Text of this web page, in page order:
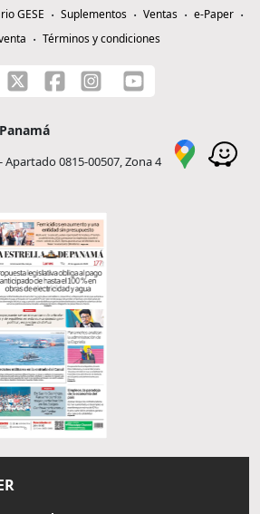
GESE Suplementos Ventas
e-Paper
Términos y condiciones
Apartado 0815-00507, Zona 4